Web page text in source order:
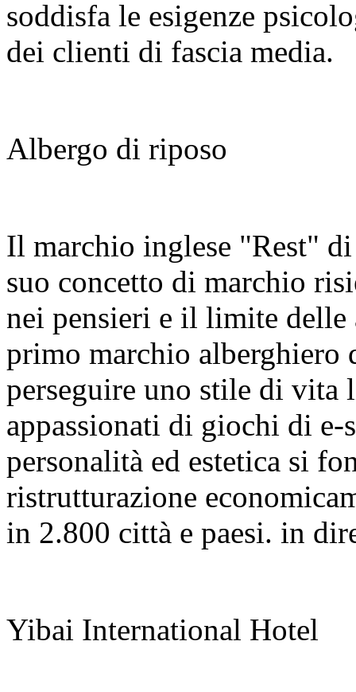
soddisfa le esigenze
dei clienti di fascia media.
Albergo di riposo
Il marchio inglese "Rest"
suo concetto di marchio
nei pensieri e il limite
primo marchio alberghiero
perseguire uno stile di vita
appassionati di giochi di
personalità ed estetica si
ristrutturazione
in 2.800 città e paesi. in
Yibai International Hotel